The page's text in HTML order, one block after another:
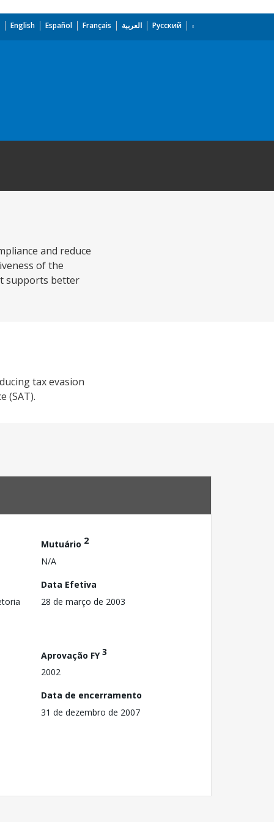
English Español Français العربية Русский
and reduce
of the
supports better
tax evasion
(SAT).
Mutuário 2
N/A
Data Efetiva
28 de março de 2003
Aprovação FY3
2002
Data de encerramento
31 de dezembro de 2007